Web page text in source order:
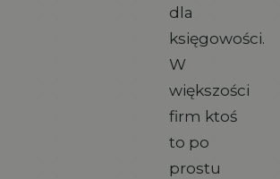
dla
księgowości.
W
większości
firm ktoś
to po
prostu